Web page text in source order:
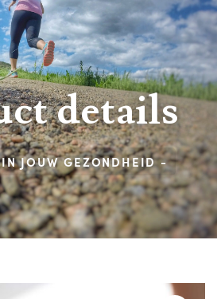
details
JOUW GEZONDHEID -